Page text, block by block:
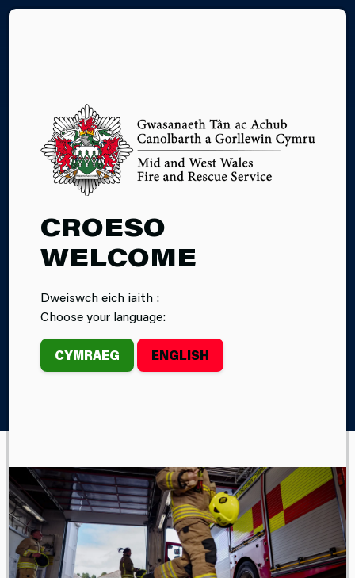
CROESO
WELCOME
Dweiswch eich iaith :
Choose your language:
CYMRAEG ENGLISH
NEIDIO I'R DŴR
Home Diogelwch
Diogelwch Dŵr
DIOGELWCH DŴR
Alcohol a pheryglon dŵr
Ar Y Traeth